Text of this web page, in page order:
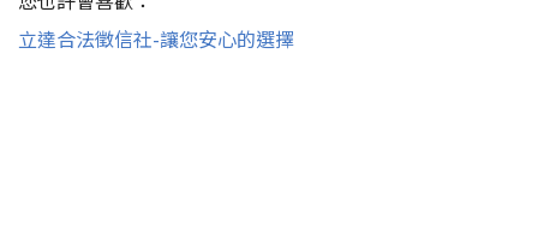
立達合法徵信社-讓您安心的選擇